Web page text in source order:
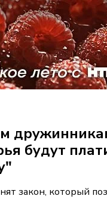
будут
закон, который